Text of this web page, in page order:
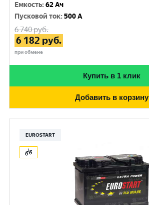
Емкость:62 Ач
Пусковой ток:500 A
6 740руб.
6 182 руб.
при обмене
Купить в 1 клик
Добавить в корзину
EUROSTART